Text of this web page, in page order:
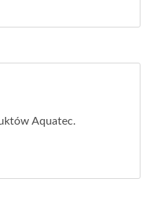
Aquatec.